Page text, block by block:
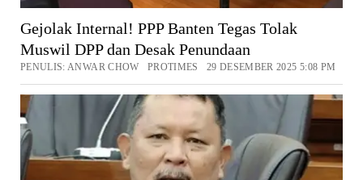
Gejolak Internal! PPP Banten Tegas Tolak
Muswil DPP dan Desak Penundaan
PENULIS: ANWAR CHOW PROTIMES 29 DESEMBER 2025 5:08 PM